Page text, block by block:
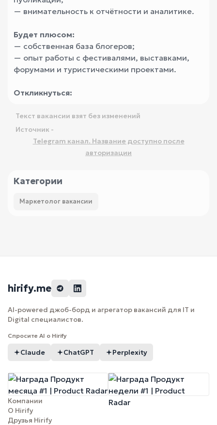
— внимательность к отчётности и аналитике.
Будет плюсом:
— собственная база блогеров;
— опыт работы с фестивалями, выставками,
форумами и туристическими проектами.
Откликнуться:
Текст вакансии взят без изменений
Источник -
Telegram канал. Название доступно после
авторизации
Категории
Маркетолог вакансии
hirify.me
AI-powered джоб-борд и агрегатор вакансий для IT и
Digital специалистов.
Спросите AI о Hirify
Claude ChatGPT Perplexity
Компании
О Hirify
Друзья Hirify